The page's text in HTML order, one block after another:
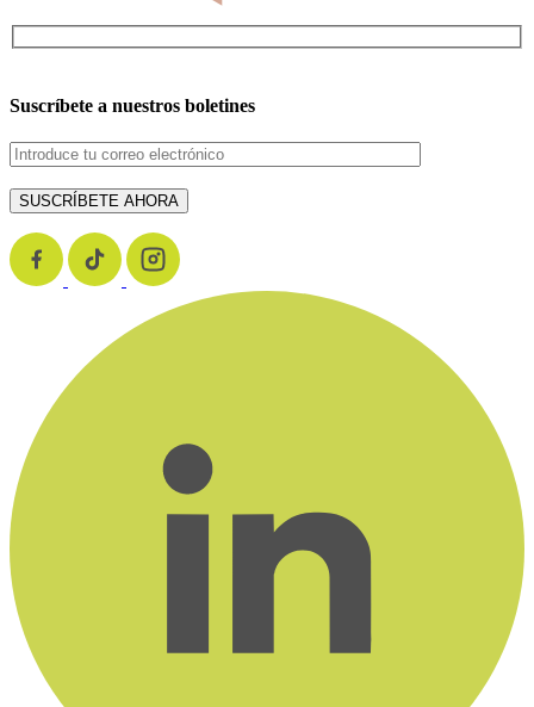
Suscríbete a nuestros boletines